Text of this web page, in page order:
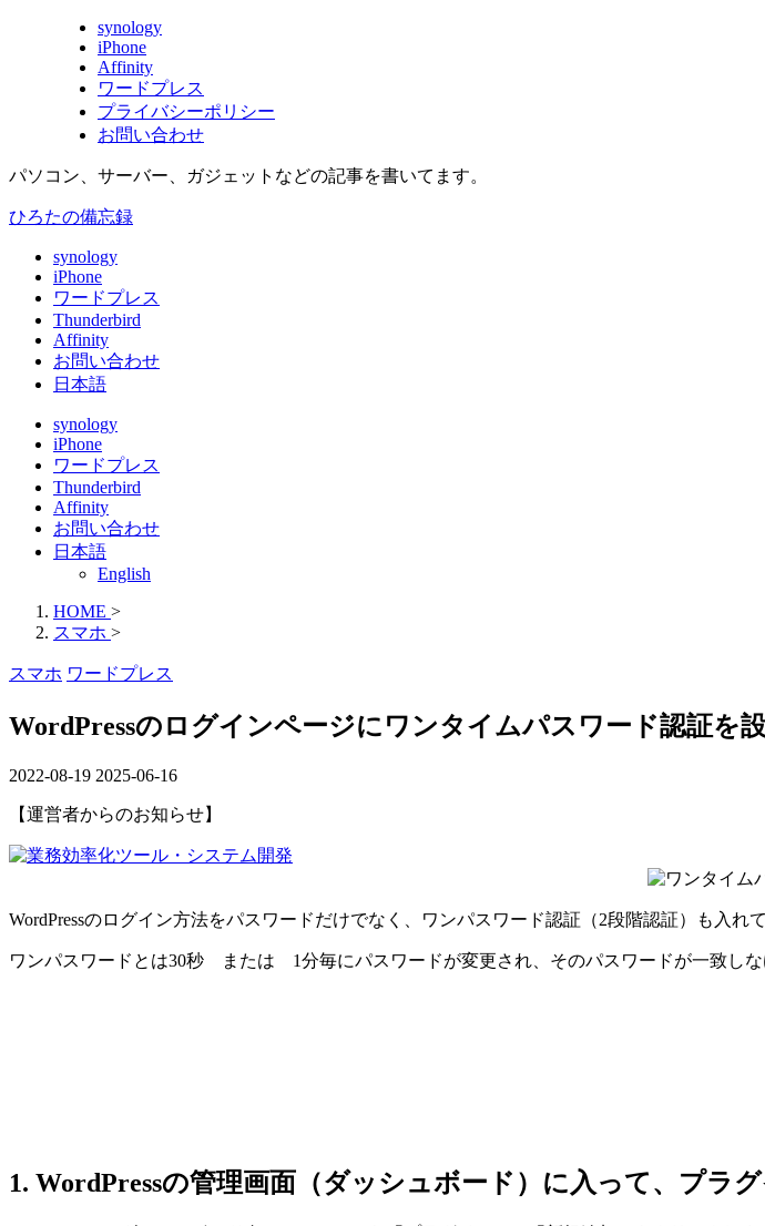
synology
iPhone
Affinity
ワードプレス
プライバシーポリシー
お問い合わせ
パソコン、サーバー、ガジェットなどの記事を書いてます。
ひろたの備忘録
synology
iPhone
ワードプレス
Thunderbird
Affinity
お問い合わせ
日本語
synology
iPhone
ワードプレス
Thunderbird
Affinity
お問い合わせ
日本語
English
HOME >
スマホ >
スマホ ワードプレス
WordPressのログインページにワンタイムパスワード認証を設
2022-08-19 2025-06-16
【運営者からのお知らせ】
WordPressのログイン方法をパスワードだけでなく、ワンパスワード認証（2段階認証）も入れ
ワンパスワードとは30秒 または 1分毎にパスワードが変更され、そのパスワードが一致しな
1. WordPressの管理画面（ダッシュボード）に入って、プラ